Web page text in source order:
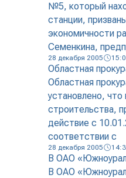
№5, который
станции,
экономичности
Семенкина,
28 декабря 2005
Областная
Областная
установлено,
строительства,
действие с
соответствии с
28 декабря 2005
В ОАО
В ОАО